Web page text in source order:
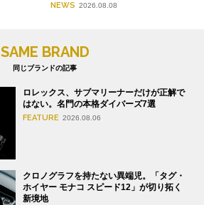
NEWS 2026.08.08
SAME BRAND
同じブランドの記事
ロレックス、サブマリーナーだけが正解で
はない。名門の本格ダイバーズ7選
FEATURE 2026.08.06
クロノグラフを持たない異端児。「タグ・
ホイヤー モナコ スピード12」が切り拓く
新境地